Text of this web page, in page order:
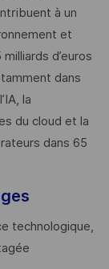
à un
et
d’euros
dans
la
du cloud et la
dans 65
technologique,